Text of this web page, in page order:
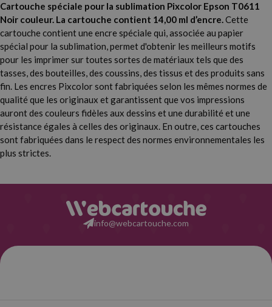
Cartouche spéciale pour la sublimation Pixcolor Epson T0611
Noir couleur. La cartouche contient 14,00 ml d’encre.Cette
cartouche contient une encre spéciale qui, associée au papier
spécial pour la sublimation, permet d'obtenir les meilleurs motifs
pour les imprimer sur toutes sortes de matériaux tels que des
tasses, des bouteilles, des coussins, des tissus et des produits sans
fin. Les encres Pixcolor sont fabriquées selon les mêmes normes de
qualité que les originaux et garantissent que vos impressions
auront des couleurs fidèles aux dessins et une durabilité et une
résistance égales à celles des originaux. En outre, ces cartouches
sont fabriquées dans le respect des normes environnementales les
plus strictes.
info@webcartouche.com